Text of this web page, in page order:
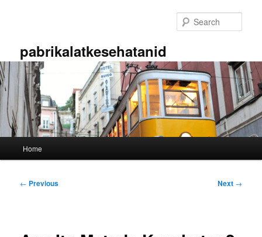
pabrikalatkesehatanid
Home
Post
← Previous Next →